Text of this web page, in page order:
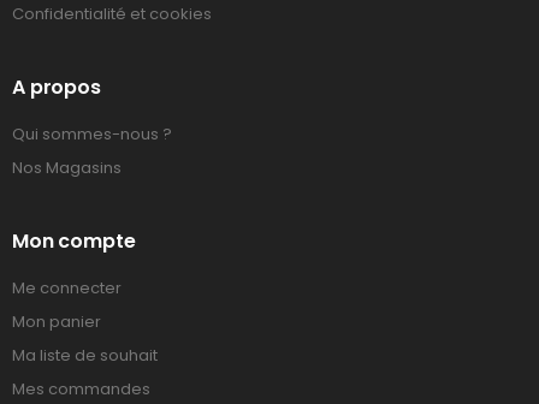
Confidentialité et cookies
A propos
Qui sommes-nous ?
Nos Magasins
Mon compte
Me connecter
Mon panier
Ma liste de souhait
Mes commandes